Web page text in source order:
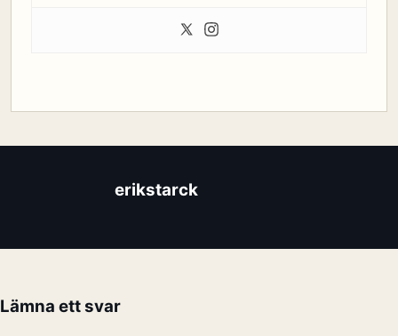
erikstarck
Lämna ett svar